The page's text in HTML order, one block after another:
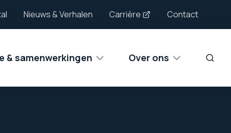
Nieuws & Verhalen Carrière Contact
& samenwerkingen Over ons